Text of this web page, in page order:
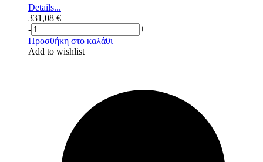
Details...
331,08 €
-
+
Προσθήκη στο καλάθι
Add to wishlist